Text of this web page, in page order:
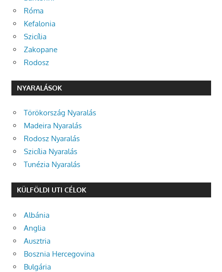
Róma
Kefalonia
Szicília
Zakopane
Rodosz
NYARALÁSOK
Törökország Nyaralás
Madeira Nyaralás
Rodosz Nyaralás
Szicília Nyaralás
Tunézia Nyaralás
KÜLFÖLDI UTI CÉLOK
Albánia
Anglia
Ausztria
Bosznia Hercegovina
Bulgária